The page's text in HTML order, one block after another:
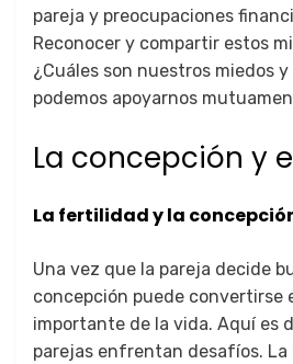
pareja y preocupaciones
Reconocer y compartir estos
¿Cuáles son nuestros miedos
podemos apoyarnos
La concepción y
La fertilidad y la
Una vez que la pareja decide
concepción puede convertirse
importante de la vida. Aquí es
parejas enfrentan desafíos.